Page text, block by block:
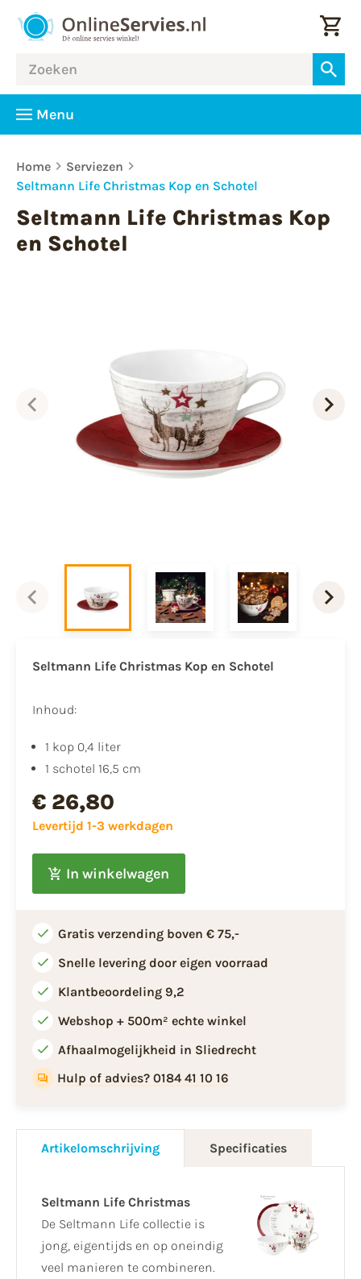
Menu
Home
Serviezen
Seltmann Life Christmas Kop en Schotel
Seltmann Life Christmas Kop
en Schotel
Seltmann Life Christmas Kop en Schotel
Inhoud:
1 kop 0,4 liter
1 schotel 16,5 cm
€ 26,80
Levertijd 1-3 werkdagen
In winkelwagen
Gratis verzending boven € 75,-
Snelle levering door eigen voorraad
Klantbeoordeling 9,2
Webshop + 500m² echte winkel
Afhaalmogelijkheid in Sliedrecht
Hulp of advies? 0184 41 10 16
Artikelomschrijving Specificaties
Seltmann Life Christmas
De Seltmann Life collectie is
jong, eigentijds en op oneindig
veel manieren te combineren.